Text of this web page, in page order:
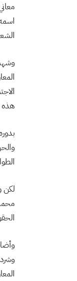
الشعب
هذه
لكن